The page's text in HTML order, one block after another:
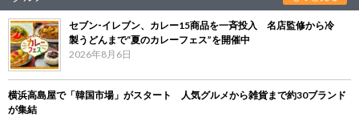
セブン‐イレブン、カレー15商品を一斉投入 名店監修から冷
製うどんまで“夏のカレーフェス”を開催中
2026年8月6日
横浜高島屋で「韓国市場」がスタート 人気グルメから雑貨まで約30ブランド
が集結